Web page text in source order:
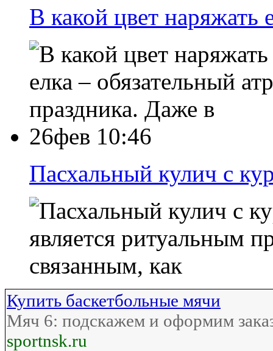
В какой цвет наряжать
елка – обязательный
праздника. Даже в
26фев 10:46
Пасхальный кулич с
является ритуальным
связанным, как
Купить баскетбольные мячи
Мяч 6: подскажем и оформим
sportnsk.ru